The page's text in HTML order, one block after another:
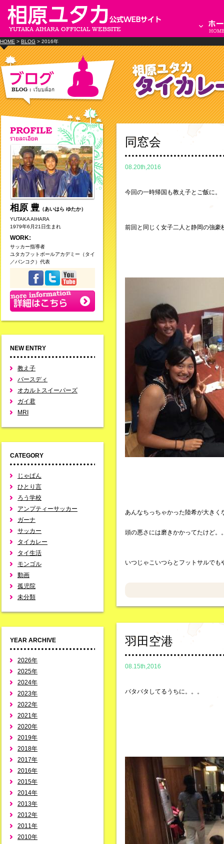
HOME > BLOG > 2016年
相原 豊 （あいはら ゆたか）
YUTAKA AIHARA
1979年6月21日生まれ
WORK:
サッカー指導者
ユタカフットボールアカデミー（タイ
／バンコク）代表
NEW ENTRY
教え子
バースディ
オカルトスイーパーズ
ガイ君
MRI
CATEGORY
じゃぱん
ひとり言
ろう学校
アンプティーサッカー
ガーナ
サッカー
タイカレー
タイ生活
モンゴル
動画
孤児院
未分類
YEAR ARCHIVE
2026年
2025年
2024年
2023年
2022年
2021年
2020年
2019年
2018年
2017年
2016年
2015年
2014年
2013年
2012年
2011年
2010年
同窓会
08.20th,2016
今回の一時帰国も教え子とご飯に。
前回と同じく女子二人と静岡の強豪
あんなちっちゃかった陸希が大きく
頭の悪さには磨きかかってたけど。
いつじゃこいつらとフットサルでも
羽田空港
08.15th,2016
バタバタしてるうちに。。。